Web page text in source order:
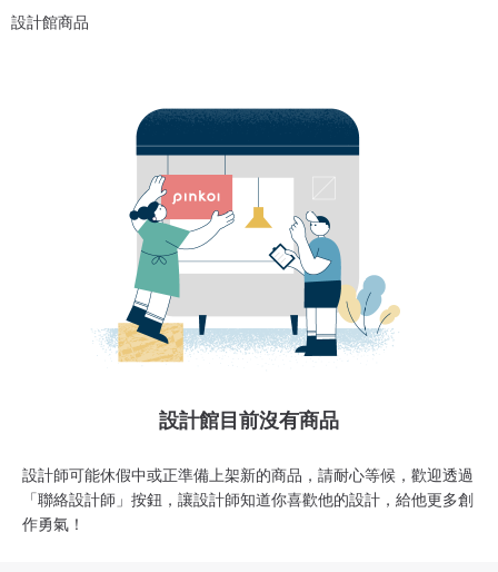
設計館商品
設計館目前沒有商品
設計師可能休假中或正準備上架新的商品，請耐心等候，歡迎透過
「聯絡設計師」按鈕，讓設計師知道你喜歡他的設計，給他更多創
作勇氣！